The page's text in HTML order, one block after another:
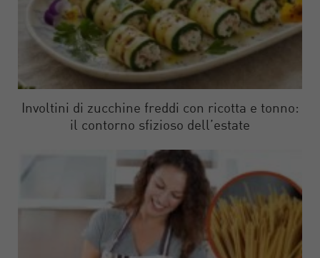
Involtini di zucchine freddi con ricotta e tonno:
il contorno sfizioso dell’estate